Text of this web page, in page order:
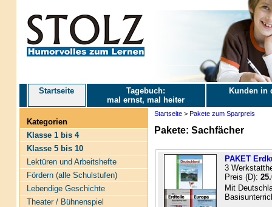
Startseite
Tagebuch:
mal ernst, mal heiter
Kunden in
Kategorien
Klasse 1 bis 4
Klasse 5 bis 10
Lektüren und Arbeitshefte
Fördern (alle Schulstufen)
Lebendige Geschichte
Theater / Bühnenspiel
Startseite> Pakete zum Sparpreis
Pakete: Sachfächer
PAKET
3
Preis (D):
Mit